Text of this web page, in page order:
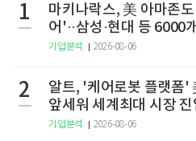
1
마키나락스, 美 아마존
어'··삼성·현대 등 6000
기업분석 2026-08-06
2
알트, '케어로봇 플랫
앞세워 세계최대 시장
기업분석 2026-08-06